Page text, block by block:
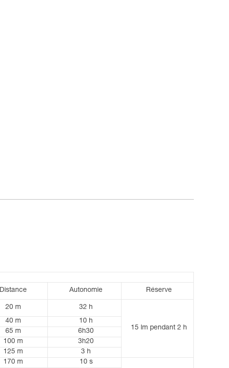
Distance Autonomie Réserve
20 m 32 h
15 lm pendant 2 h
40 m
10 h
65 m
6h30
100 m
3h20
125 m
3 h
170 m
10 s